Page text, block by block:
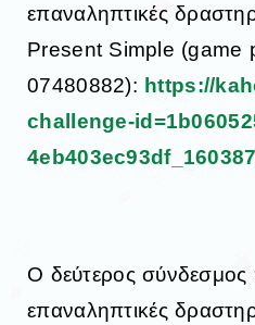
επαναληπτικές
Present Simple (game
07480882): https://
challenge-
Ο δεύτερος σύνδεσμος
επαναληπτικές